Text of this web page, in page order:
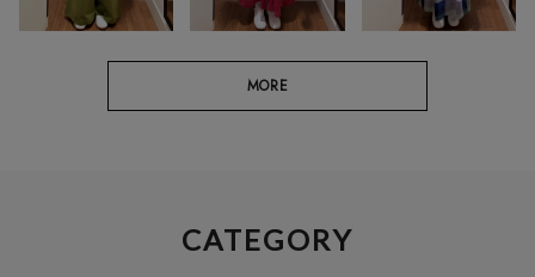
MORE
CATEGORY